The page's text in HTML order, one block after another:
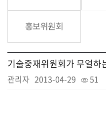
홍보위원회
기술중재위원회가 무얼하
관리자 2013-04-29 51